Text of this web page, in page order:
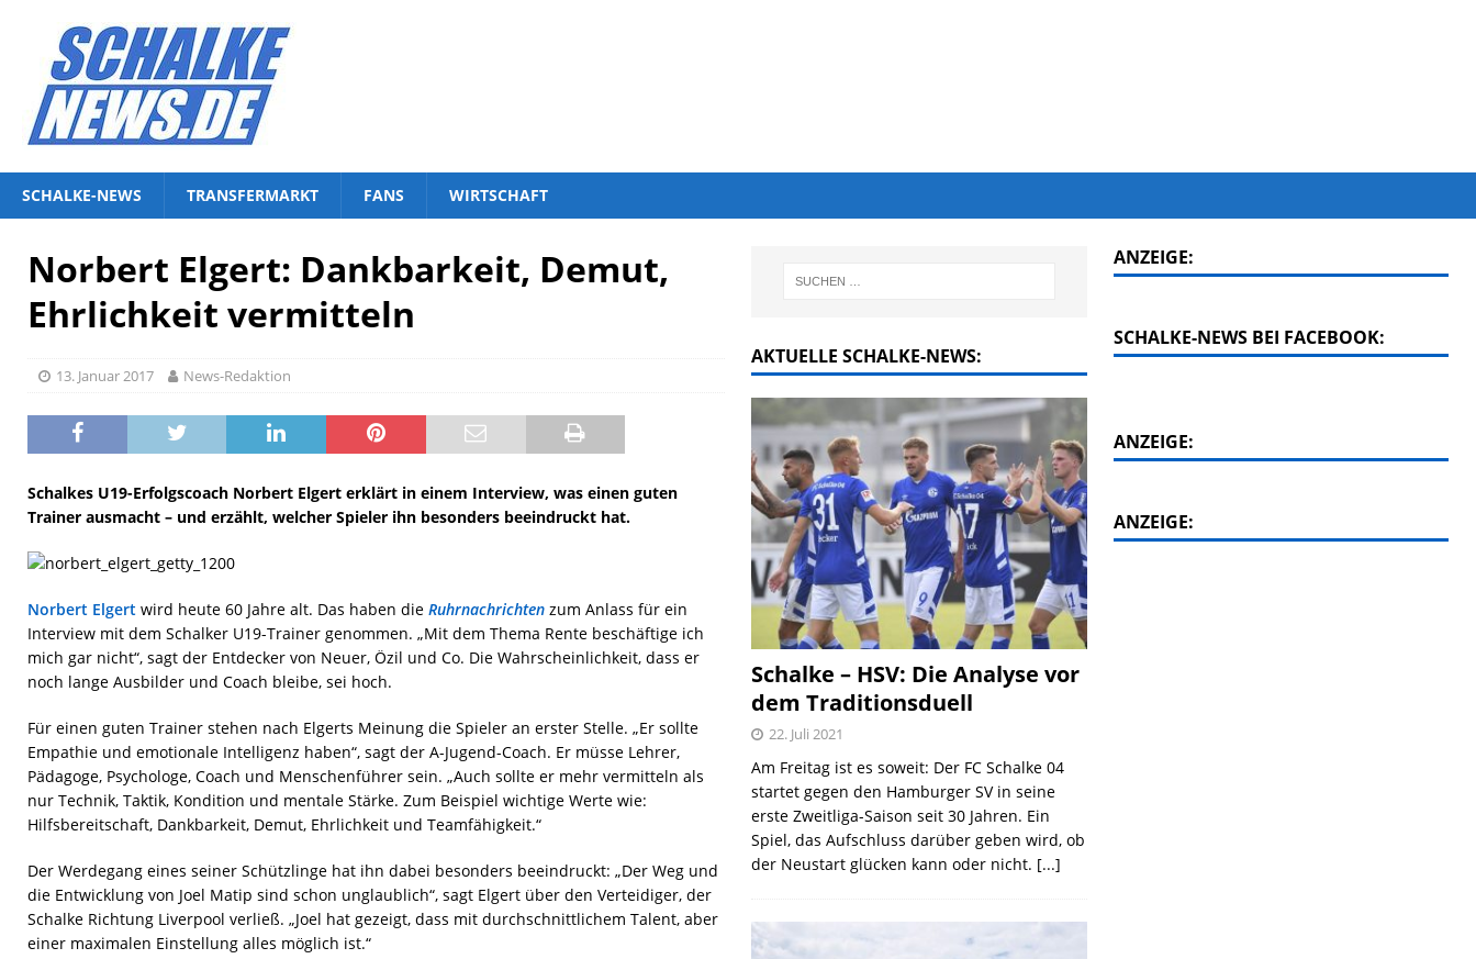
SCHALKE-NEWS TRANSFERMARKT FANS WIRTSCHAFT
Norbert Elgert: Dankbarkeit, Demut,
Ehrlichkeit vermitteln
13. Januar 2017 News-Redaktion
Schalkes U19-Erfolgscoach Norbert Elgert erklärt in einem Interview, was einen guten
Trainer ausmacht – und erzählt, welcher Spieler ihn besonders beeindruckt hat.
Norbert Elgert wird heute 60 Jahre alt. Das haben die Ruhrnachrichten zum Anlass für ein
Interview mit dem Schalker U19-Trainer genommen. „Mit dem Thema Rente beschäftige ich
mich gar nicht“, sagt der Entdecker von Neuer, Özil und Co. Die Wahrscheinlichkeit, dass er
noch lange Ausbilder und Coach bleibe, sei hoch.
Für einen guten Trainer stehen nach Elgerts Meinung die Spieler an erster Stelle. „Er sollte
Empathie und emotionale Intelligenz haben“, sagt der A-Jugend-Coach. Er müsse Lehrer,
Pädagoge, Psychologe, Coach und Menschenführer sein. „Auch sollte er mehr vermitteln als
nur Technik, Taktik, Kondition und mentale Stärke. Zum Beispiel wichtige Werte wie:
Hilfsbereitschaft, Dankbarkeit, Demut, Ehrlichkeit und Teamfähigkeit.“
Der Werdegang eines seiner Schützlinge hat ihn dabei besonders beeindruckt: „Der Weg und
die Entwicklung von Joel Matip sind schon unglaublich“, sagt Elgert über den Verteidiger, der
Schalke Richtung Liverpool verließ. „Joel hat gezeigt, dass mit durchschnittlichem Talent, aber
einer maximalen Einstellung alles möglich ist.“
AKTUELLE SCHALKE-NEWS:
Schalke – HSV: Die Analyse vor
dem Traditionsduell
22. Juli 2021
Am Freitag ist es soweit: Der FC Schalke 04
startet gegen den Hamburger SV in seine
erste Zweitliga-Saison seit 30 Jahren. Ein
Spiel, das Aufschluss darüber geben wird, ob
der Neustart glücken kann oder nicht. [...]
ANZEIGE:
SCHALKE-NEWS BEI FACEBOOK:
ANZEIGE:
ANZEIGE: